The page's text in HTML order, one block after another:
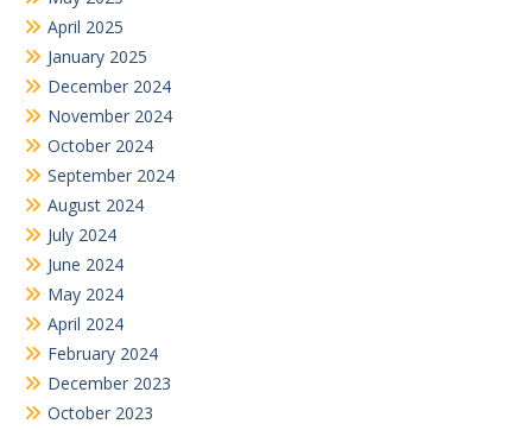
April 2025
January 2025
December 2024
November 2024
October 2024
September 2024
August 2024
July 2024
June 2024
May 2024
April 2024
February 2024
December 2023
October 2023